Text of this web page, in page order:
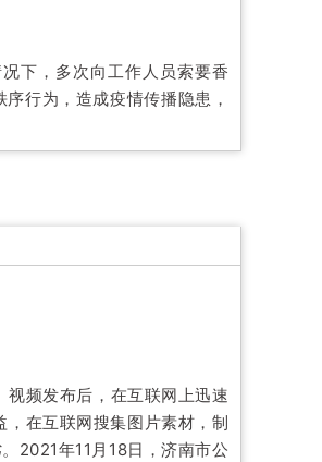
下，多次向工作人员索要香
行为，造成疫情传播隐患，
视频发布后，在互联网上迅速
在互联网搜集图片素材，制
2021年11月18日，济南市公